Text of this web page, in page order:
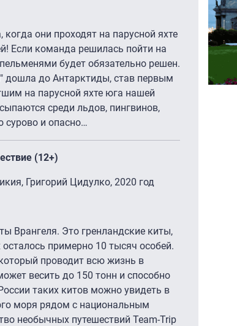
когда они проходят на парусной яхте
Если команда решилась пойти на
будет обязательно решен.
дошла до Антарктиды, став первым
на парусной яхте юга нашей
среди льдов, пингвинов,
сурово и опасно…
(12+)
Григорий Цидулко, 2020 год
Врангеля. Это гренландские киты,
примерно 10 тысяч особей.
проводит всю жизнь в
весить до 150 тонн и способно
таких китов можно увидеть в
моря рядом с национальным
необычных путешествий Team-Trip